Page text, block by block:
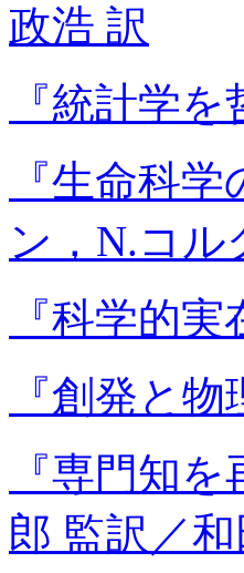
政浩 訳
『統計学
『生命科
ン，N.コル
『科学的
『創発と
『専門知
郎 監訳／